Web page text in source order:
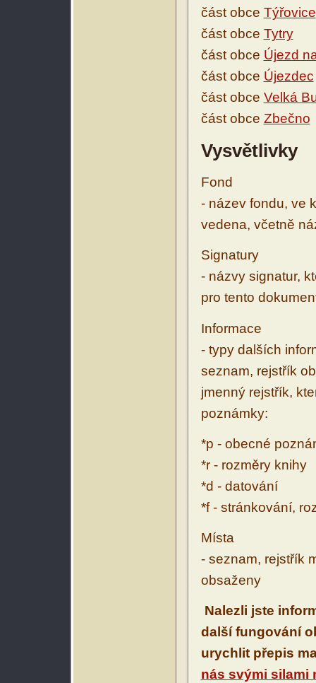
část obce Týřovice
část obce Tytry
část obce Újezd
část obce Újezdec
část obce Velká
část obce Zbečno
Vysvětlivky
Fond
- název fondu, ve
vedena, včetně
Signatury
- názvy signatur,
pro tento
Informace
- typy dalších
seznam, rejstřík
jmenný rejstřík,
poznámky:
*p - obecné
*r - rozměry knihy
*d - datování
*f - stránkování,
Místa
- seznam, rejstřík
obsaženy
Nalezli jste
další fungování
urychlit přepis
nás svými silami